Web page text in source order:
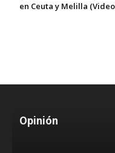
en Ceuta y Melilla
Opinión